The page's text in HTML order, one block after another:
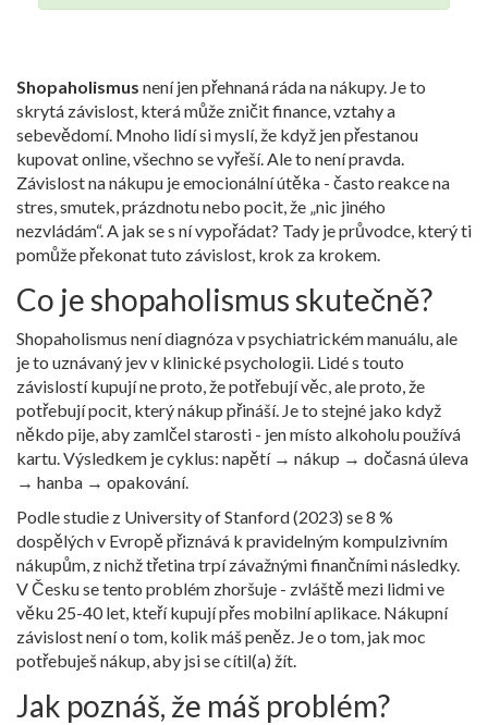
Shopaholismus není jen přehnaná ráda na nákupy. Je to
skrytá závislost, která může zničit finance, vztahy a
sebevědomí. Mnoho lidí si myslí, že když jen přestanou
kupovat online, všechno se vyřeší. Ale to není pravda.
Závislost na nákupu je emocionální útěka - často reakce na
stres, smutek, prázdnotu nebo pocit, že „nic jiného
nezvládám“. A jak se s ní vypořádat? Tady je průvodce, který ti
pomůže překonat tuto závislost, krok za krokem.
Co je shopaholismus skutečně?
Shopaholismus není diagnóza v psychiatrickém manuálu, ale
je to uznávaný jev v klinické psychologii. Lidé s touto
závislostí kupují ne proto, že potřebují věc, ale proto, že
potřebují pocit, který nákup přináší. Je to stejné jako když
někdo pije, aby zamlčel starosti - jen místo alkoholu používá
kartu. Výsledkem je cyklus: napětí → nákup → dočasná úleva
→ hanba → opakování.
Podle studie z University of Stanford (2023) se 8 %
dospělých v Evropě přiznává k pravidelným kompulzivním
nákupům, z nichž třetina trpí závažnými finančními následky.
V Česku se tento problém zhoršuje - zvláště mezi lidmi ve
věku 25-40 let, kteří kupují přes mobilní aplikace. Nákupní
závislost není o tom, kolik máš peněz. Je o tom, jak moc
potřebuješ nákup, aby jsi se cítil(a) žít.
Jak poznáš, že máš problém?